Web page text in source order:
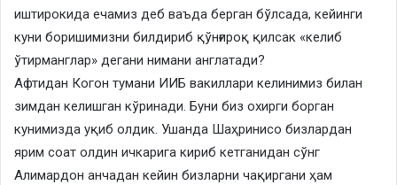
иштирокида ечамиз деб ваъда берган бўлсада, кейинги
куни боришимизни билдириб қўнғироқ қилсак «келиб
ўтирманглар» дегани нимани англатади?
Афтидан Когон тумани ИИБ вакиллари келинимиз билан
зимдан келишган кўринади. Буни биз охирги борган
кунимизда уқиб олдик. Ушанда Шаҳринисо бизлардан
ярим соат олдин ичкарига кириб кетганидан сўнг
Алимардон анчадан кейин бизларни чақиргани ҳам